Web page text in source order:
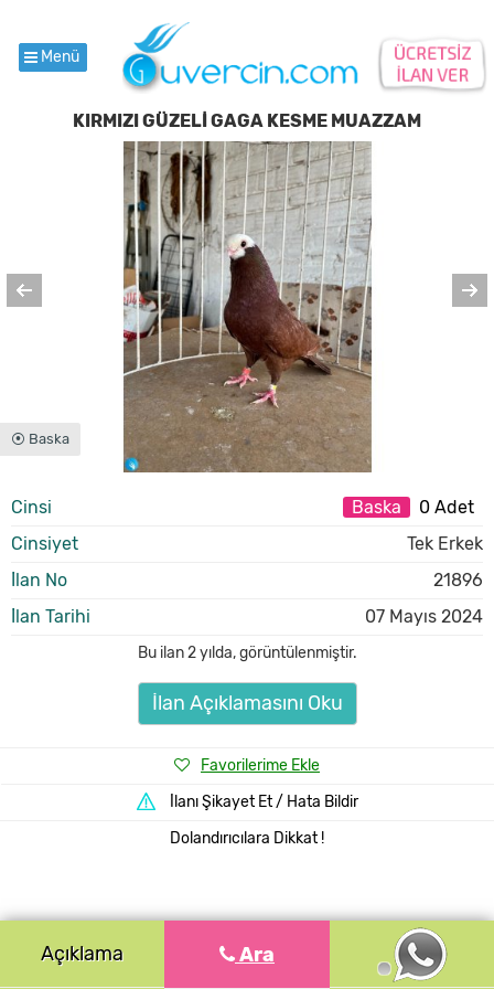
Menü
KIRMIZI GÜZELİ GAGA KESME MUAZZAM
⦿ Baska
Cinsi Baska
0 Adet
Cinsiyet
Tek Erkek
İlan No
21896
İlan Tarihi
07 Mayıs 2024
Bu ilan2 yılda,görüntülenmiştir.
İlan Açıklamasını Oku
Favorilerime Ekle
İlanı Şikayet Et / Hata Bildir
Dolandırıcılara Dikkat !
Açıklama Ara